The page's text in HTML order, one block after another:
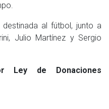
al fútbol, junto a
Julio Martínez y Sergio
Ley de Donaciones